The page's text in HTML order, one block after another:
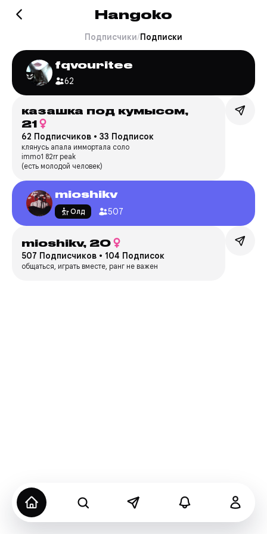
Hangoko
Подписчики/Подписки
fqvouritee
62
казашка под кумысом,
21
62 Подписчиков • 33 Подписок
клянусь апала иммортала соло
immo1 82rr peak
(есть молодой человек)
mioshikv
Олд 507
mioshikv, 20
507 Подписчиков • 104 Подписок
общаться, играть вместе, ранг не важен